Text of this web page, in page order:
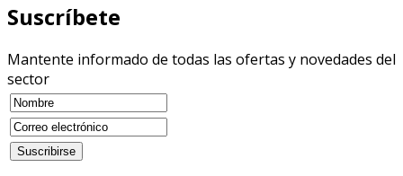
Suscríbete
Mantente informado de todas las ofertas y novedades del
sector